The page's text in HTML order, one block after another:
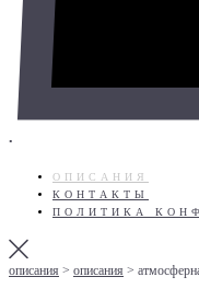
•
ОПИСАНИЯ
КОНТАКТЫ
ПОЛИТИКА
описания > описания >